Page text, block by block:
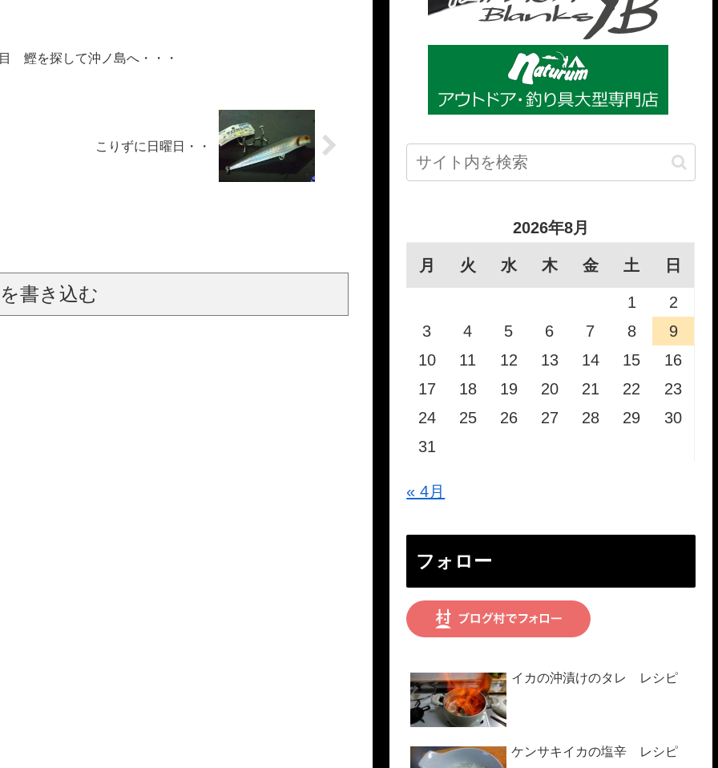
鰹を探して沖ノ島へ・・・
こりずに日曜日・・
書き込む
2026年8月
月 火 水 木 金 土 日
1
2
3
4 5 6 7 8
9
10
11 12 13 14 15
16
17
18 19 20 21 22
23
24
25 26 27 28 29
30
31
« 4月
フォロー
イカの沖漬けのタレ レシピ
ケンサキイカの塩辛 レシピ